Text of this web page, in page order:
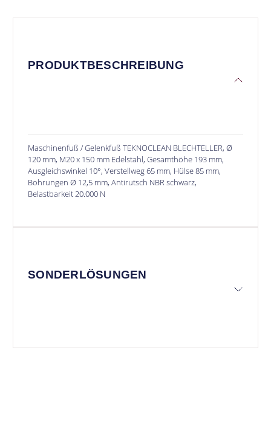
PRODUKTBESCHREIBUNG
Maschinenfuß / Gelenkfuß TEKNOCLEAN BLECHTELLER, Ø
120 mm, M20 x 150 mm Edelstahl, Gesamthöhe 193 mm,
Ausgleichswinkel 10°, Verstellweg 65 mm, Hülse 85 mm,
Bohrungen Ø 12,5 mm, Antirutsch NBR schwarz,
Belastbarkeit 20.000 N
SONDERLÖSUNGEN